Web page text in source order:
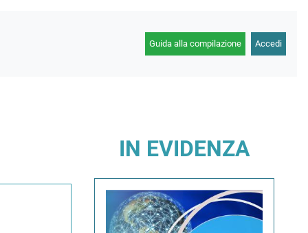
Guida alla compilazione Accedi
IN EVIDENZA